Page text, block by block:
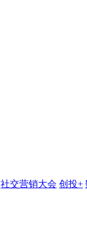
社交营销大会 创投+